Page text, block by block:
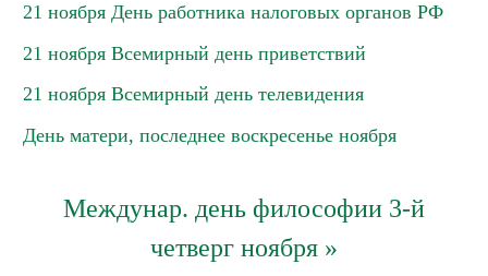
21 ноября День работника налоговых органов РФ
21 ноября Всемирный день приветствий
21 ноября Всемирный день телевидения
День матери, последнее воскресенье ноября
Междунар. день философии 3-й
четверг ноября »